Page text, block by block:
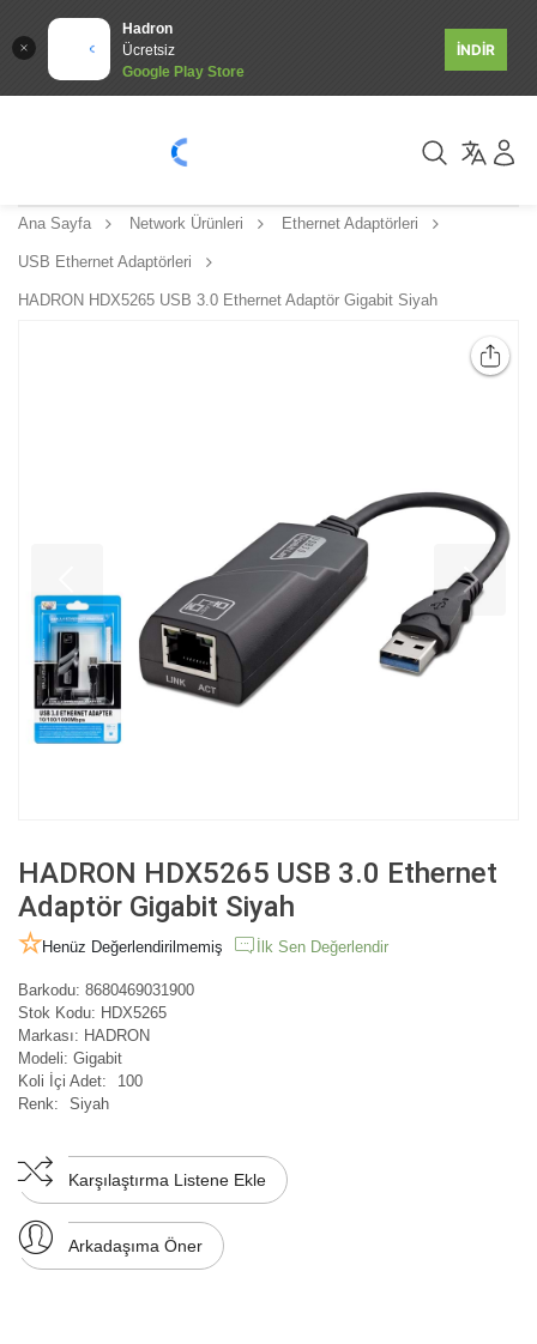
Hadron
Ücretsiz
Google Play Store
İNDİR
Ana Sayfa Network Ürünleri Ethernet Adaptörleri
USB Ethernet Adaptörleri
HADRON HDX5265 USB 3.0 Ethernet Adaptör Gigabit Siyah
HADRON HDX5265 USB 3.0 Ethernet
Adaptör Gigabit Siyah
Henüz Değerlendirilmemiş İlk Sen Değerlendir
Barkodu: 8680469031900
Stok Kodu: HDX5265
Markası: HADRON
Modeli: Gigabit
Koli İçi Adet:
100
Renk:
Siyah
Karşılaştırma Listene Ekle
Arkadaşıma Öner